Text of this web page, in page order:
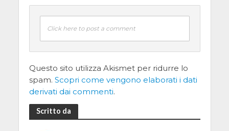
Click here to post a comment
Questo sito utilizza Akismet per ridurre lo
spam. Scopri come vengono elaborati i dati
derivati dai commenti.
Scritto da